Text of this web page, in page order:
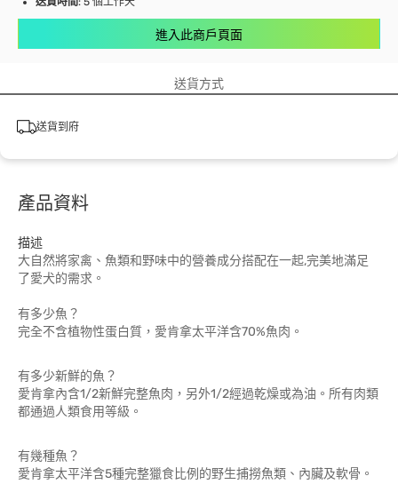
進入此商戶頁面
送貨方式
送貨到府
產品資料
描述
大自然將家禽、魚類和野味中的營養成分搭配在一起,完美地滿足
了愛犬的需求。
有多少魚？
完全不含植物性蛋白質，愛肯拿太平洋含70%魚肉。
有多少新鮮的魚？
愛肯拿內含1/2新鮮完整魚肉，另外1/2經過乾燥或為油。所有肉類
都通過人類食用等級。
有幾種魚？
愛肯拿太平洋含5種完整獵食比例的野生捕撈魚類、內臟及軟骨。